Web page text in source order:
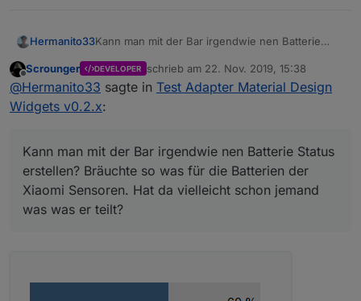
Hermanito33Kann man mit der Bar irgendwie nen Batterie
Batterien der Xiaomi Sensoren. Hat da vielleicht
schon jemand was was er teilt?
Offline
Scrounger DEVELOPER schrieb am 22. Nov. 2019, 15:38
zuletzt editiert von
@Hermanito33 sagte in Test Adapter Material Design
Widgets v0.2.x:
Kann man mit der Bar irgendwie nen Batterie Status
erstellen? Bräuchte so was für die Batterien der
Xiaomi Sensoren. Hat da vielleicht schon jemand
was was er teilt?